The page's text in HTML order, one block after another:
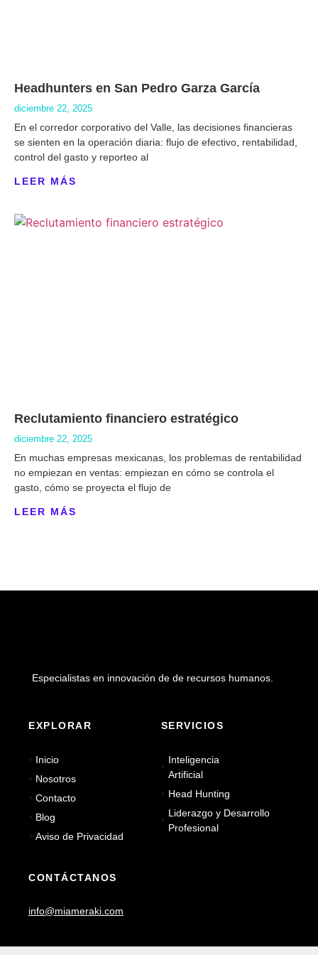
Headhunters en San Pedro Garza García
diciembre 22, 2025
En el corredor corporativo del Valle, las decisiones financieras
se sienten en la operación diaria: flujo de efectivo, rentabilidad,
control del gasto y reporteo al
LEER MÁS
Reclutamiento financiero estratégico
diciembre 22, 2025
En muchas empresas mexicanas, los problemas de rentabilidad
no empiezan en ventas: empiezan en cómo se controla el
gasto, cómo se proyecta el flujo de
LEER MÁS
Especialistas en innovación de de recursos humanos.
EXPLORAR
Inicio
Nosotros
Contacto
Blog
Aviso de Privacidad
SERVICIOS
Inteligencia
Artificial
Head Hunting
Liderazgo y Desarrollo
Profesional
CONTÁCTANOS
info@miameraki.com